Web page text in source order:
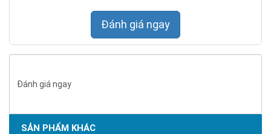
Đánh giá ngay
Đánh giá ngay
SẢN PHẨM KHÁC